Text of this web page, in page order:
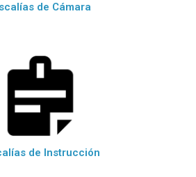
de Cámara
de Instrucción